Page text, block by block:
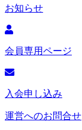
お知らせ
会員専用ページ
入会申し込み
運営へのお問合せ